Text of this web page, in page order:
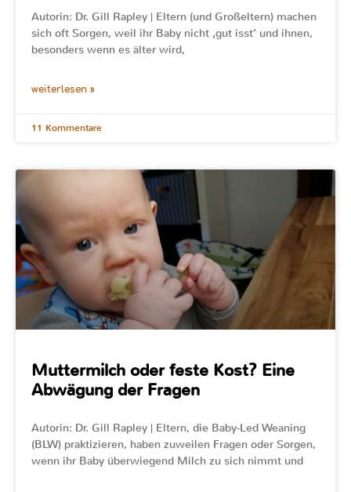
Autorin: Dr. Gill Rapley | Eltern (und Großeltern) machen
sich oft Sorgen, weil ihr Baby nicht ‚gut isst‘ und ihnen,
besonders wenn es älter wird,
weiterlesen »
11 Kommentare
Muttermilch oder feste Kost? Eine
Abwägung der Fragen
Autorin: Dr. Gill Rapley | Eltern, die Baby-Led Weaning
(BLW) praktizieren, haben zuweilen Fragen oder Sorgen,
wenn ihr Baby überwiegend Milch zu sich nimmt und